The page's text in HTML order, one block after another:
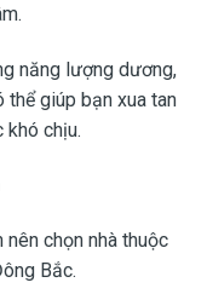
năng lượng dương,
giúp bạn xua tan
chịu.
chọn nhà thuộc
Bắc.